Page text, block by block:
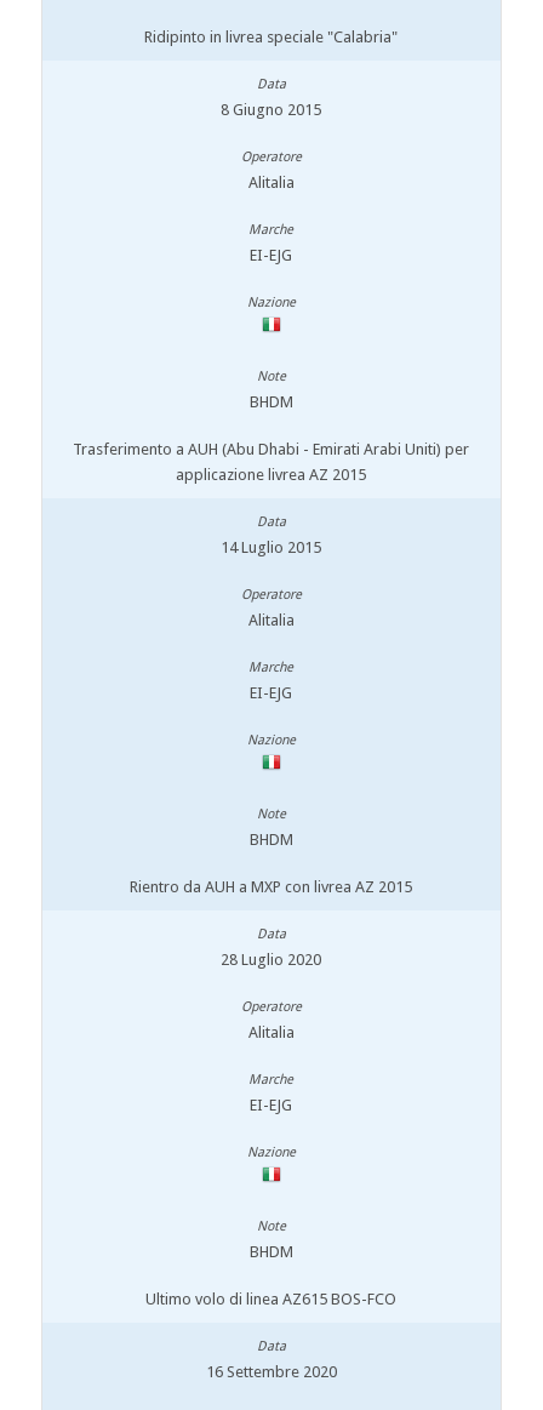
Ridipinto in livrea speciale "Calabria"
8 Giugno 2015
Alitalia
EI-EJG
BHDM
Trasferimento a AUH (Abu Dhabi - Emirati Arabi Uniti) per
applicazione livrea AZ 2015
14 Luglio 2015
Alitalia
EI-EJG
BHDM
Rientro da AUH a MXP con livrea AZ 2015
28 Luglio 2020
Alitalia
EI-EJG
BHDM
Ultimo volo di linea AZ615 BOS-FCO
16 Settembre 2020